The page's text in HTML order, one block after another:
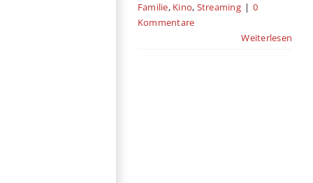
Familie, Kino, Streaming | 0
Kommentare
Weiterlesen